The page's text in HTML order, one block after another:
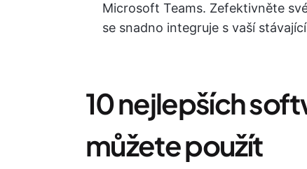
Microsoft Teams. Zefektivněte
se snadno integruje s vaší
10 nejlepších
můžete použít